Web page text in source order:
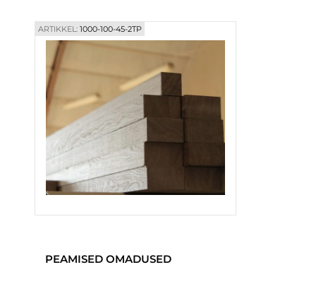
ARTIKKEL:1000-100-45-2TP
PEAMISED OMADUSED